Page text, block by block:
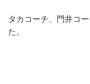
タカコーチ、門井コ
た。